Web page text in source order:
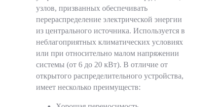
узлов, призванных обеспечивать
перераспределение электрической энергии
из центрального источника. Используется в
неблагоприятных климатических условиях
или при относительно малом напряжении
системы (от 6 до 20 кВт). В отличие от
открытого распределительного устройства,
имеет несколько преимуществ: